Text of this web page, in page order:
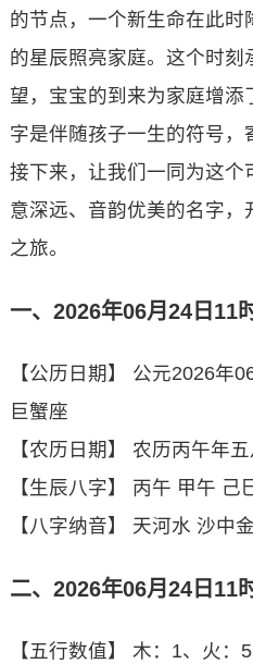
的节点，一个新生命在此时
的星辰照亮家庭。这个时刻
望，宝宝的到来为家庭增添
字是伴随孩子一生的符号，
接下来，让我们一同为这个
意深远、音韵优美的名字，
之旅。
一、2026年06月24日11
【公历日期】 公元2026年
巨蟹座
【农历日期】 农历丙午年
【生辰八字】 丙午 甲午 己
【八字纳音】 天河水 沙中
二、2026年06月24日11
【五行数值】 木：1、火